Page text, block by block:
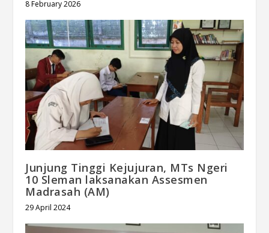
8 February 2026
Junjung Tinggi Kejujuran, MTs Ngeri
10 Sleman laksanakan Assesmen
Madrasah (AM)
29 April 2024